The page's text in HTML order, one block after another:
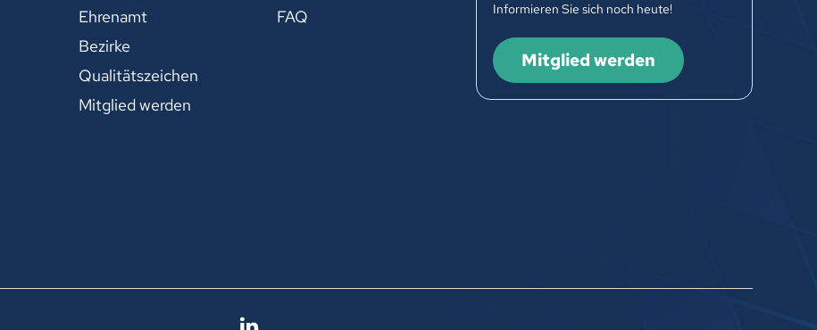
Ehrenamt
Bezirke
Qualitätszeichen
Mitglied werden
FAQ
Informieren Sie sich noch heute!
Mitglied werden